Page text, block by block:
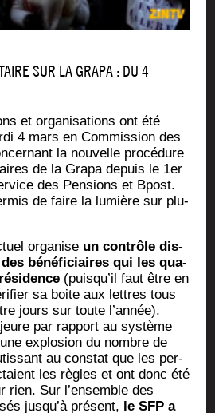
SUR LA GRAPA : DU 4
et orga­ni­sa­tions ont été
4 mars en Com­mis­sion des
la nou­velle pro­cé­dure
de la Gra­pa depuis le 1er
des Pen­sions et Bpost.
de faire la lumière sur plu­
orga­nise un contrôle dis­
béné­fi­ciaires qui les qua­
(puisqu’il faut être en
sa boite aux lettres tous
jours sur toute l’année).
par rap­port au sys­tème
explo­sion du nombre de
au constat que les per­
les règles et ont donc été
rien. Sur l’ensemble des
jusqu’à pré­sent, le SFP a